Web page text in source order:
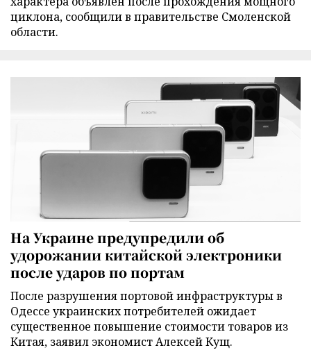
циклона, сообщили в правительстве Смоленской
области.
На Украине предупредили об
удорожании китайской электроники
после ударов по портам
После разрушения портовой инфраструктуры в
Одессе украинских потребителей ожидает
существенное повышение стоимости товаров из
Китая, заявил экономист Алексей Кущ.